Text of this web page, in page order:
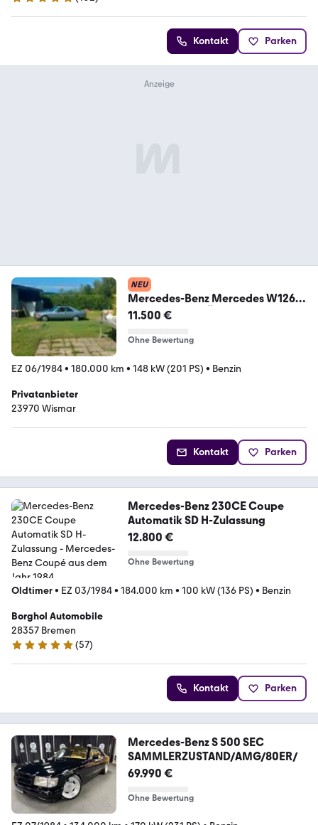
5 Sterne
Kontakt Parken
NEU
Mercedes-Benz Mercedes W126
V8 Bau 84 mit TÜV 380Sec
11.500 €
Ohne Bewertung
EZ 06/1984• 180.000 km • 148 kW (201 PS) • Benzin
Privatanbieter
23970 Wismar
Kontakt Parken
Mercedes-Benz 230CE Coupe
Automatik SD H-Zulassung
12.800 €
Ohne Bewertung
Oldtimer• EZ 03/1984• 184.000 km • 100 kW (136 PS) • Benzin
Borghol Automobile
28357 Bremen
5 Sterne
(57)
Kontakt Parken
Mercedes-Benz S 500 SEC
SAMMLERZUSTAND/AMG/80ER/
69.990 €
Ohne Bewertung